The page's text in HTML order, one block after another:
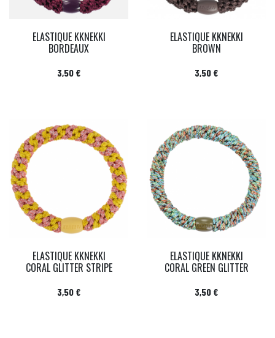
ELASTIQUE KKNEKKI
BORDEAUX
Prix
3,50 €
ELASTIQUE KKNEKKI
BROWN
Prix
3,50 €
ELASTIQUE KKNEKKI
CORAL GLITTER STRIPE
Prix
3,50 €
ELASTIQUE KKNEKKI
CORAL GREEN GLITTER
Prix
3,50 €